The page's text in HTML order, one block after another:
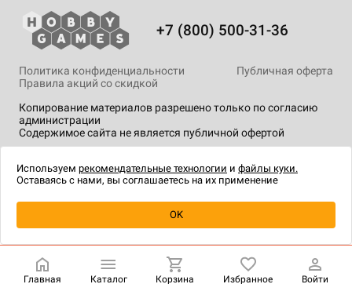
Уведомить о наличии
+7 (800) 500-31-36
Копирование материалов разрешено только по согласию
администрации
Содержимое сайта не является публичной офертой
Политика конфиденциальности
Публичная оферта
Правила акций со скидкой
технологии.
Главная Каталог Корзина Избранное Войти
Используем рекомендательные технологии и файлы куки.
Оставаясь с нами, вы соглашаетесь на их применение
OK